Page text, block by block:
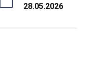
28.05.2026